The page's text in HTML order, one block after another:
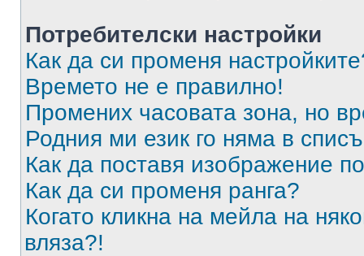
Потребителски настройки
Как да си променя
Времето не е правилно!
Промених часовата зона, но
Родния ми език го няма в
Как да поставя изображение
Как да си променя ранга?
Когато кликна на мейла на
вляза?!